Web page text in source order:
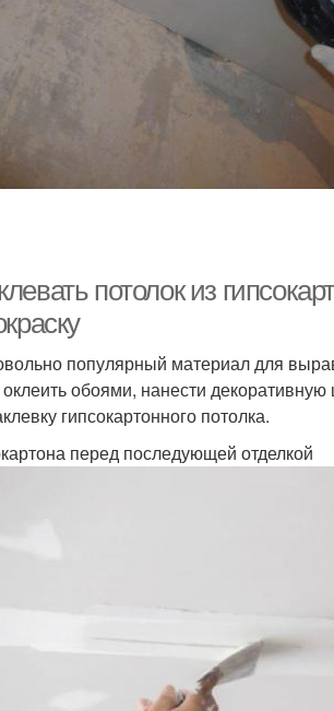
потолок из
популярный материал для
обоями, нанести
гипсокартонного потолка.
перед последующей отделкой